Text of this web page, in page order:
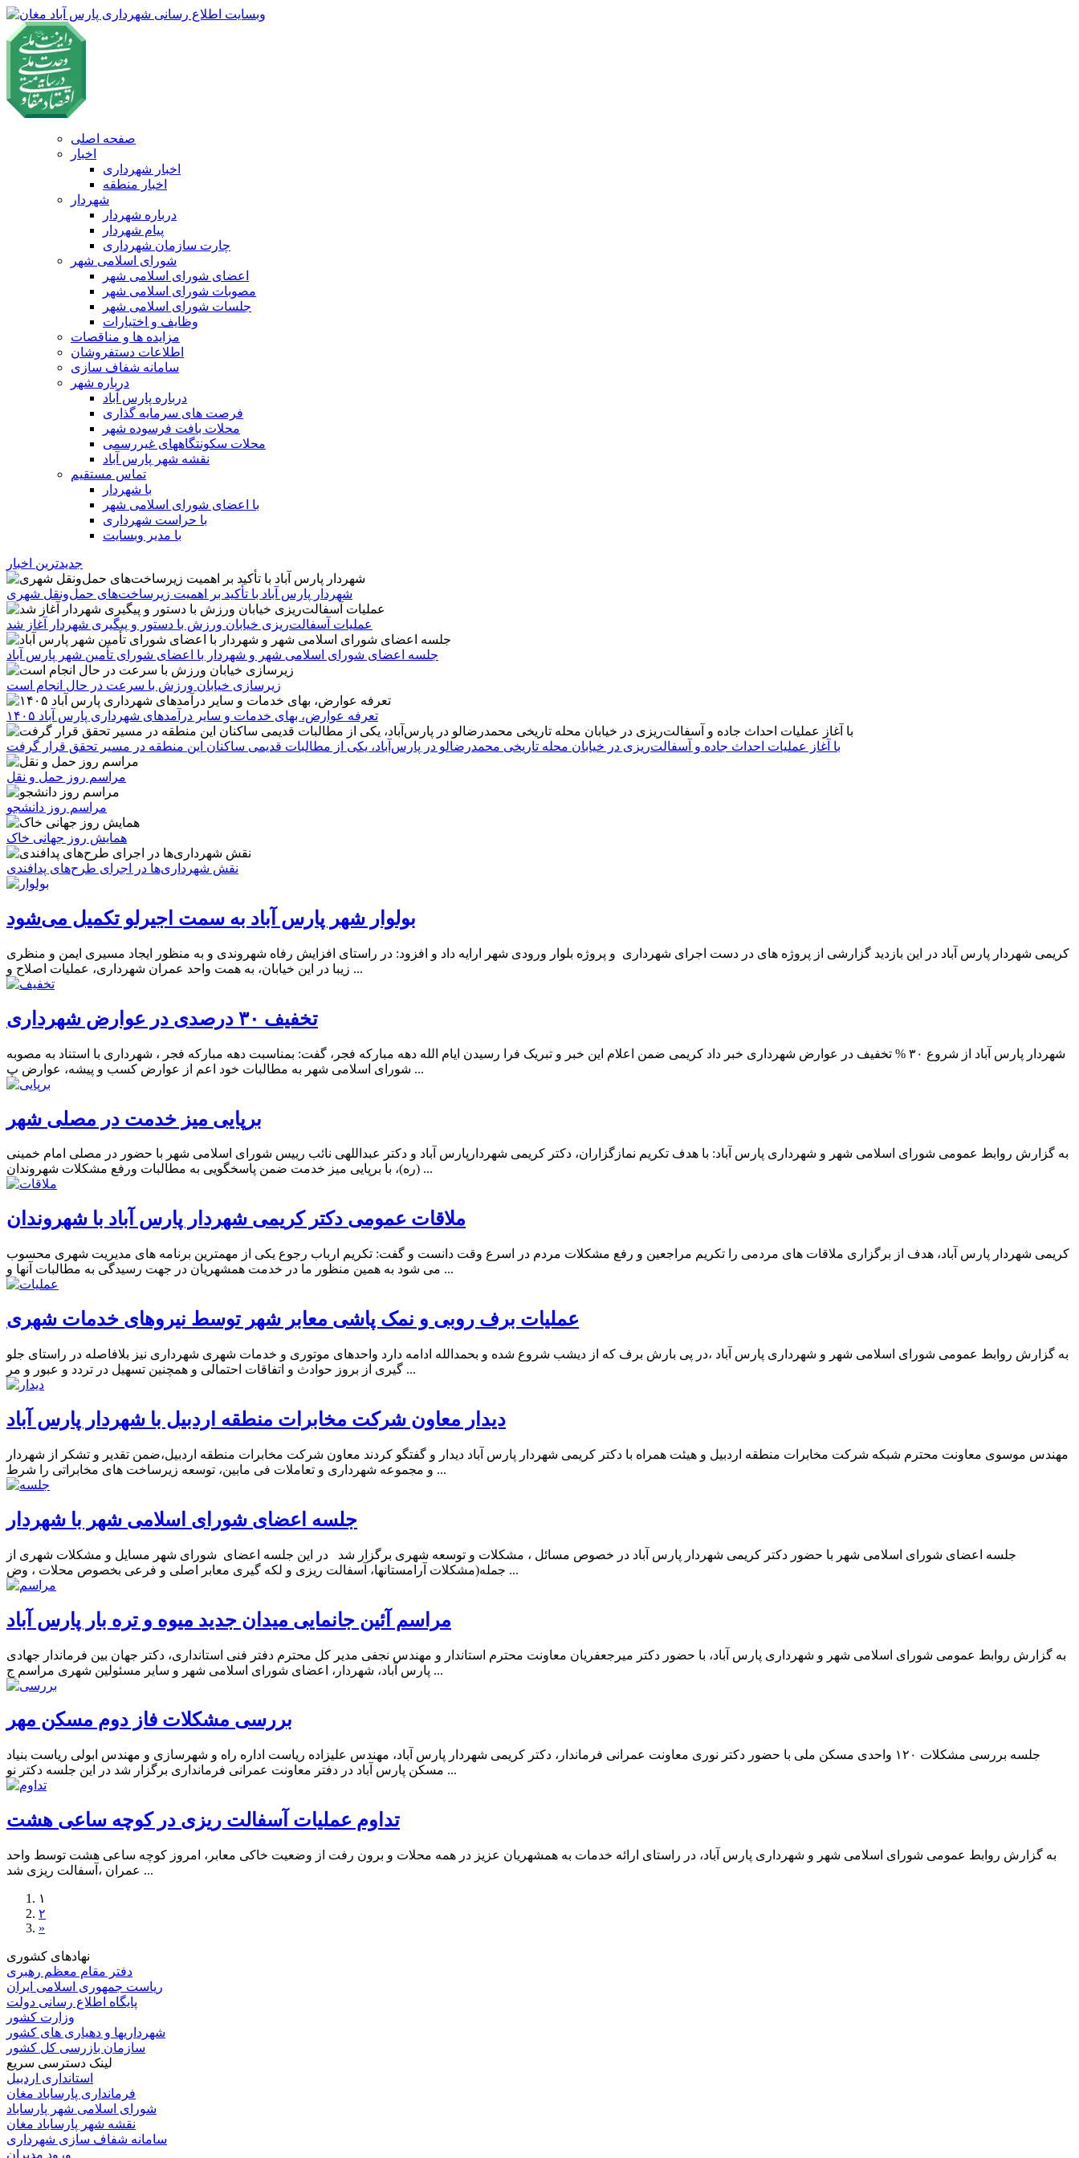
صفحه اصلی
اخبار
اخبار شهرداری
اخبار منطقه
شهردار
درباره شهردار
پیام شهردار
چارت سازمان شهرداری
شورای اسلامی شهر
اعضای شورای اسلامی شهر
مصوبات شورای اسلامی شهر
جلسات شورای اسلامی شهر
وظایف و اختیارات
مزایده ها و مناقصات
اطلاعات دستفروشان
سامانه شفاف سازی
درباره شهر
درباره پارس آباد
فرصت های سرمایه گذاری
محلات بافت فرسوده شهر
محلات سکونتگاههای غیررسمی
نقشه شهر پارس آباد
تماس مستقیم
با شهردار
با اعضای شورای اسلامی شهر
با حراست شهرداری
با مدیر وبسایت
جدیدترین اخبار
شهردار پارس آباد با تأکید بر اهمیت زیرساخت‌های حمل‌ونقل شهری
عملیات آسفالت‌ریزی خیابان ورزش با دستور و پیگیری شهردار آغاز شد
جلسه اعضای شورای اسلامی شهر و شهردار با اعضای شورای تأمین شهر پارس آباد
زیرسازی خیابان ورزش با سرعت در حال انجام است
تعرفه عوارض، بهای خدمات و سایر درآمدهای شهرداری پارس آباد ۱۴۰۵
با آغاز عملیات احداث جاده و آسفالت‌ریزی در خیابان محله تاریخی محمدرضالو در پارس‌آباد، یکی از مطالبات قدیمی ساکنان این منطقه در مسیر تحقق قرار گرفت
مراسم روز حمل و نقل
مراسم روز دانشجو
همایش روز جهانی خاک
نقش شهرداری‌ها در اجرای طرح‌های پدافندی
بولوار شهر پارس آباد به سمت اجیرلو تکمیل می‌شود
کریمی شهردار پارس آباد در این بازدید گزارشی از پروژه های در دست اجرای شهرداری و پروژه بلوار ورودی شهر ارایه داد و افزود: در راستای افزایش رفاه شهروندی و به منظور ایجاد مسیری ایمن و منظری
زیبا در این خیابان، به همت واحد عمران شهرداری، عملیات اصلاح و ...
تخفیف ۳۰ درصدی در عوارض شهرداری
شهردار پارس آباد از شروع ۳۰ % تخفیف در عوارض شهرداری خبر داد کریمی ضمن اعلام این خبر و تبریک فرا رسیدن ایام الله دهه مبارکه فجر، گفت: بمناسبت دهه مبارکه فجر ، شهرداری با استناد به مصوبه
شورای اسلامی شهر به مطالبات خود اعم از عوارض کسب و پیشه، عوارض پ ...
برپایی میز خدمت در مصلی شهر
به گزارش روابط عمومی شورای اسلامی شهر و شهرداری پارس آباد: با هدف تکریم نمازگزاران، دکتر کریمی شهردارپارس آباد و دکتر عبداللهی نائب رییس شورای اسلامی شهر با حضور در مصلی امام خمینی
(ره)، با برپایی میز خدمت ضمن پاسخگویی به مطالبات ورفع مشکلات شهروندان ...
ملاقات عمومی دکتر کریمی شهردار پارس آباد با شهروندان
کریمی شهردار پارس آباد، هدف از برگزاری ملاقات های مردمی را تکریم مراجعین و رفع مشکلات مردم در اسرع وقت دانست و گفت: تکریم ارباب رجوع یکی از مهمترین برنامه های مدیریت شهری محسوب
می شود به همین منظور ما در خدمت همشهریان در جهت رسیدگی به مطالبات آنها و ...
عملیات برف روبی و نمک پاشی معابر شهر توسط نیروهای خدمات شهری
به گزارش روابط عمومی شورای اسلامی شهر و شهرداری پارس آباد ،در پی بارش برف که از دیشب شروع شده و بحمدالله ادامه دارد واحدهای موتوری و خدمات شهری شهرداری نیز بلافاصله در راستای جلو
گیری از بروز حوادث و اتفاقات احتمالی و همچنین تسهیل در تردد و عبور و مر ...
دیدار معاون شرکت مخابرات منطقه اردبیل با شهردار پارس آباد
مهندس موسوی معاونت محترم شبکه شرکت مخابرات منطقه اردبیل و هیئت همراه با دکتر کریمی شهردار پارس آباد دیدار و گفتگو کردند معاون شرکت مخابرات منطقه اردبیل،ضمن تقدیر و تشکر از شهردار
و مجموعه شهرداری و تعاملات فی مابین، توسعه زیرساخت های مخابراتی را شرط ...
جلسه اعضای شورای اسلامی شهر با شهردار
جلسه اعضای شورای اسلامی شهر با حضور دکتر کریمی شهردار پارس آباد در خصوص مسائل ، مشکلات و توسعه شهری برگزار شد در این جلسه اعضای شورای شهر مسایل و مشکلات شهری از
جمله(مشکلات آرامستانها، آسفالت ریزی و لکه گیری معابر اصلی و فرعی بخصوص محلات ، وض ...
مراسم آئین جانمایی میدان جدید میوه و تره بار پارس آباد
به گزارش روابط عمومی شورای اسلامی شهر و شهرداری پارس آباد، با حضور دکتر میرجعفریان معاونت محترم استاندار و مهندس نجفی مدیر کل محترم دفتر فنی استانداری، دکتر جهان بین فرماندار جهادی
پارس آباد، شهردار، اعضای شورای اسلامی شهر و سایر مسئولین شهری مراسم ج ...
بررسی مشکلات فاز دوم مسکن مهر
جلسه بررسی مشکلات ۱۲۰ واحدی مسکن ملی با حضور دکتر نوری معاونت عمرانی فرماندار، دکتر کریمی شهردار پارس آباد، مهندس علیزاده ریاست اداره راه و شهرسازی و مهندس ابولی ریاست بنیاد
مسکن پارس آباد در دفتر معاونت عمرانی فرمانداری برگزار شد در این جلسه دکتر نو ...
تداوم عملیات آسفالت ریزی در کوچه ساعی هشت
به گزارش روابط عمومی شورای اسلامی شهر و شهرداری پارس آباد، در راستای ارائه خدمات به همشهریان عزیز در همه محلات و برون رفت از وضعیت خاکی معابر، امروز کوچه ساعی هشت توسط واحد
عمران ،آسفالت ریزی شد ...
۱
۲
»
نهادهای کشوری
دفتر مقام معظم رهبری
ریاست جمهوری اسلامی ایران
پایگاه اطلاع رسانی دولت
وزارت کشور
شهرداریها و دهیاری های کشور
سازمان بازرسی کل کشور
لینک دسترسی سریع
استانداری اردبیل
فرمانداری پارساباد مغان
شورای اسلامی شهر پارساباد
نقشه شهر پارساباد مغان
سامانه شفاف سازی شهرداری
ورود مدیران